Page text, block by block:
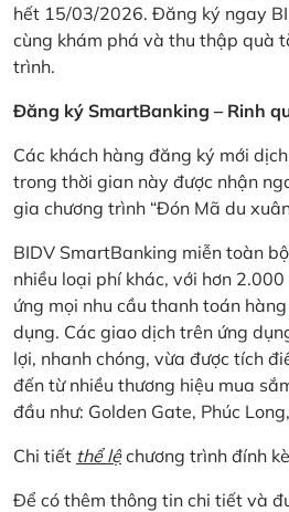
hết 15/03/2026. Đăng ký ngay
cùng khám phá và thu thập quà
trình.
Đăng ký SmartBanking – Rinh
Các khách hàng đăng ký mới
trong thời gian này được nhận
gia chương trình “Đón Mã du
BIDV SmartBanking miễn toàn
nhiều loại phí khác, với hơn
ứng mọi nhu cầu thanh toán
dụng. Các giao dịch trên ứng
lợi, nhanh chóng, vừa được tích
đến từ nhiều thương hiệu mua
đầu như: Golden Gate, Phúc
Chi tiết thể lệchương trình đính
Để có thêm thông tin chi tiết và